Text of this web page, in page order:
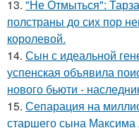
13. "Не Отмыться":
полстраны до сих пор
королевой.
14. Сын с идеальной
успенская объявила
нового бьюти -
15. Сепарация на
старшего сына